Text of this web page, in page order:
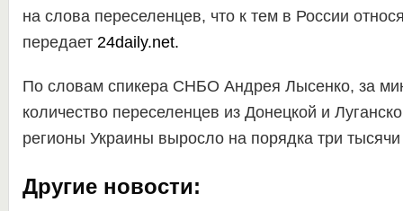
на слова переселенцев, что к тем в России
передает 24daily.net.
По словам спикера СНБО Андрея Лысенко, за
количество переселенцев из Донецкой и
регионы Украины выросло на порядка три тысячи
Другие новости: